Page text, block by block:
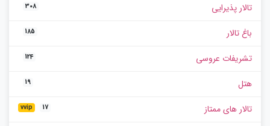
تالار پذیرایی 308
باغ تالار 185
تشریفات عروسی 124
هتل 19
تالار های ممتاز vvip 17